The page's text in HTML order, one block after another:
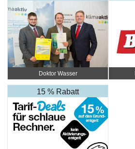
Doktor Wasser
15 % Rabatt